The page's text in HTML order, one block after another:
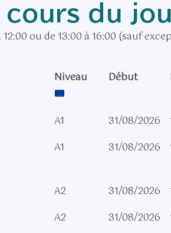
cours du
ou de 13:00 à 16:00​ (sauf
Niveau Début
A1 31/08/2026
A1 31/08/2026
A2 31/08/2026
A2 31/08/2026